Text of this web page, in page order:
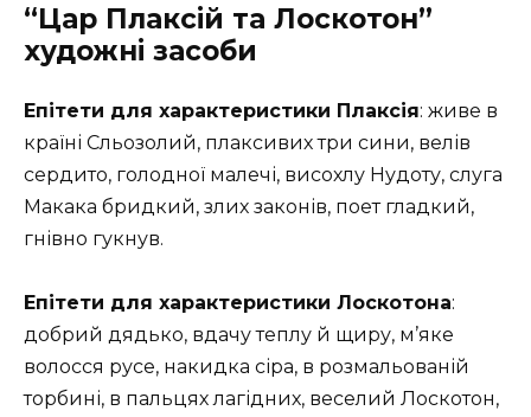
“Цар Плаксій та Лоскотон”
художні засоби
Епітети для характеристики Плаксія: живе в
країні Сльозолий, плаксивих три сини, велів
сердито, голодної малечі, висохлу Нудоту, слуга
Макака бридкий, злих законів, поет гладкий,
гнівно гукнув.
Епітети для характеристики Лоскотона:
добрий дядько, вдачу теплу й щиру, м’яке
волосся русе, накидка сіра, в розмальованій
торбині, в пальцях лагідних, веселий Лоскотон,